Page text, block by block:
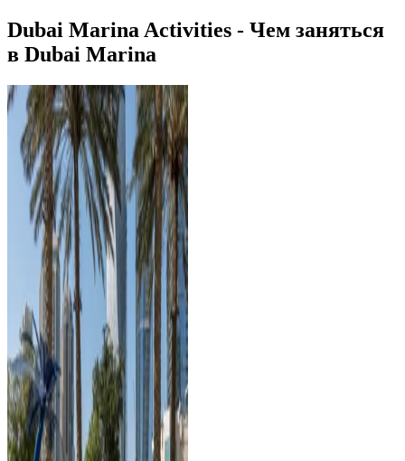
Dubai Marina Activities - Чем заняться
в Dubai Marina